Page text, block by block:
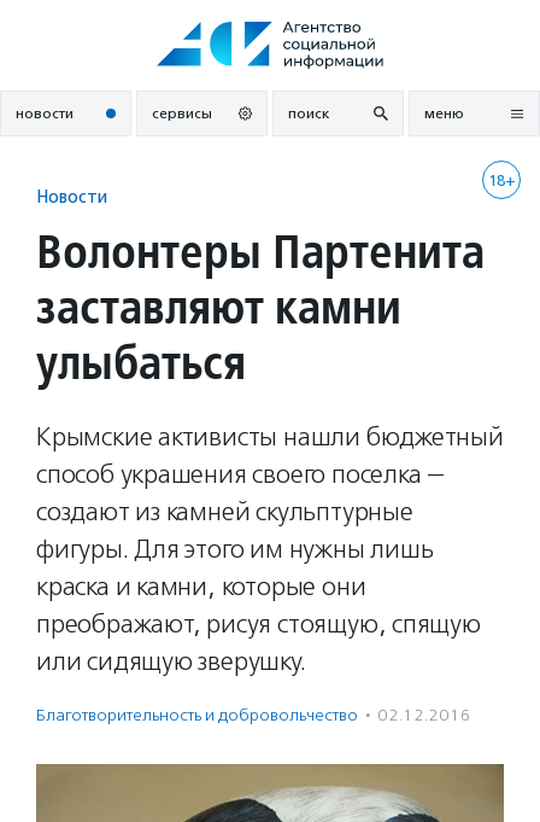
новости сервисы поиск меню
18+
Новости
Волонтеры Партенита
заставляют камни
улыбаться
Крымские активисты нашли бюджетный
способ украшения своего поселка —
создают из камней скульптурные
фигуры. Для этого им нужны лишь
краска и камни, которые они
преображают, рисуя стоящую, спящую
или сидящую зверушку.
Благотвори­тель­ность и доброволь­чест­во · 02.12.2016